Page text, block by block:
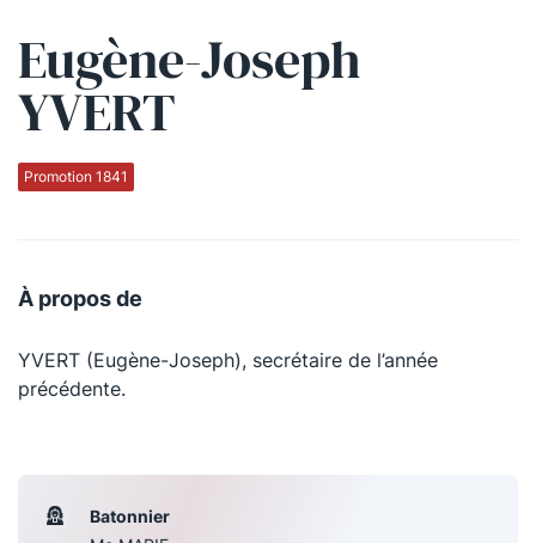
Eugène-Joseph
YVERT
Promotion 1841
À propos de
YVERT (Eugène-Joseph), secrétaire de l’année
précédente.
Batonnier
Qui sommes-nous ?
La Conférence
La défense pénale
Le Concours de la Conférence